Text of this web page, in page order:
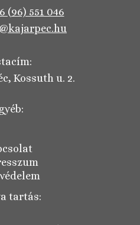
(96) 551 046
Kossuth u. 2.
tartás: